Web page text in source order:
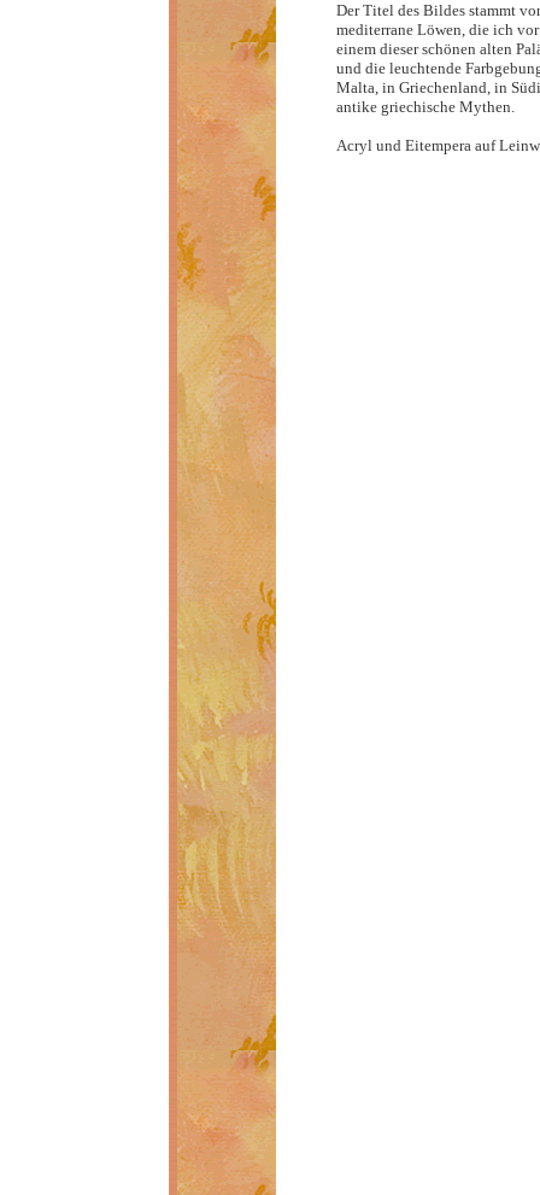
Der Titel des Bildes stammt
mediterrane Löwen, die ich
einem dieser schönen alten
und die leuchtende
Malta, in Griechenland, in
antike griechische Mythen.
Acryl und Eitempera auf